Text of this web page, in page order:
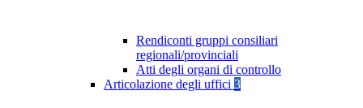
Rendiconti gruppi consiliari
regionali/provinciali
Atti degli organi di controllo
Articolazione degli uffici 3